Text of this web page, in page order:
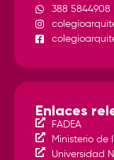
388 5844908
Enlaces
FADEA
Ministerio de
Universidad